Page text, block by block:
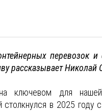
перевозок
рассказывает Николай
ключевом для
столкнулся в 2025 году